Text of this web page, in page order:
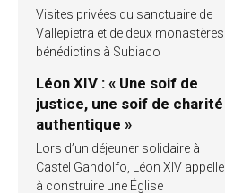
Visites privées du sanctuaire de
Vallepietra et de deux monastères
bénédictins à Subiaco
Léon XIV : « Une soif de
justice, une soif de charité
authentique »
Lors d’un déjeuner solidaire à
Castel Gandolfo, Léon XIV appelle
à construire une Église